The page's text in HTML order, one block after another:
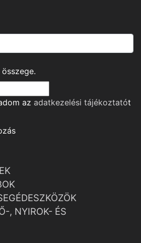
összege.
az adatkezelési tájékoztatót
, NYIROK- ÉS